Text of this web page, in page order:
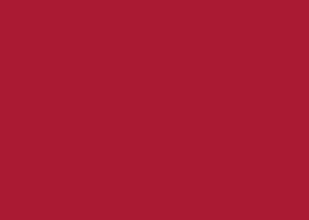
de contact non trouvé !